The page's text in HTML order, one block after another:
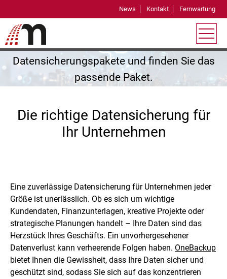
News Kontakt Fernwartung
Managed Backup für kleine und große
Datensicherungspakete und finden Sie das
passende Paket.
Die richtige Datensicherung für
Ihr Unternehmen
Eine zuverlässige Datensicherung für Unternehmen jeder
Größe ist unerlässlich. Ob es sich um wichtige
Kundendaten, Finanzunterlagen, kreative Projekte oder
strategische Planungen handelt – Ihre Daten sind das
Herzstück Ihres Geschäfts. Ein unvorhergesehener
Datenverlust kann verheerende Folgen haben. OneBackup
bietet Ihnen die Gewissheit, dass Ihre Daten sicher und
geschützt sind, sodass Sie sich auf das konzentrieren